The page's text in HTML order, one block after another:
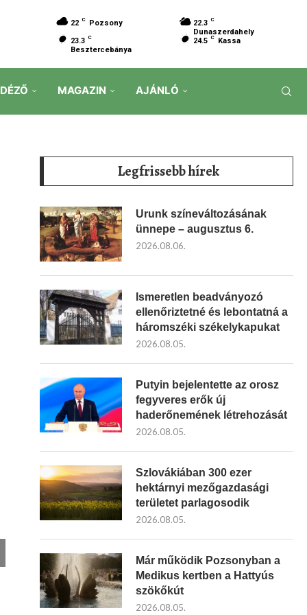
22 C Pozsony 22.3 C
Dunaszerdahely
23.3 C
Besztercebánya
24.5 C Kassa
MAGAZIN AJÁNLÓ
Legfrissebb hírek
Urunk színeváltozásának
ünnepe – augusztus 6.
2026.08.06.
Ismeretlen beadványozó
ellenőriztetné és lebontatná a
háromszéki székelykapukat
2026.08.05.
Putyin bejelentette az orosz
fegyveres erők új
haderőnemének létrehozását
2026.08.05.
Szlovákiában 300 ezer
hektárnyi mezőgazdasági
területet parlagosodik
2026.08.05.
Már működik Pozsonyban a
Medikus kertben a Hattyús
szökőkút
2026.08.05.